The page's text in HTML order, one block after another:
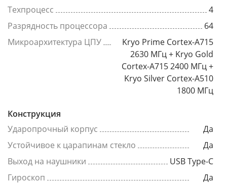
Техпроцесс
4
Разрядность процессора
64
Микроархитектура ЦПУ
Kryo Prime Cortex-A715
2630 МГц + Kryo Gold
Cortex-A715 2400 МГц +
Kryo Silver Cortex-A510
1800 МГц
Конструкция
Ударопрочный корпус
Да
Устойчивое к царапинам стекло
Да
Выход на наушники
USB Type-C
Гироскоп
Да